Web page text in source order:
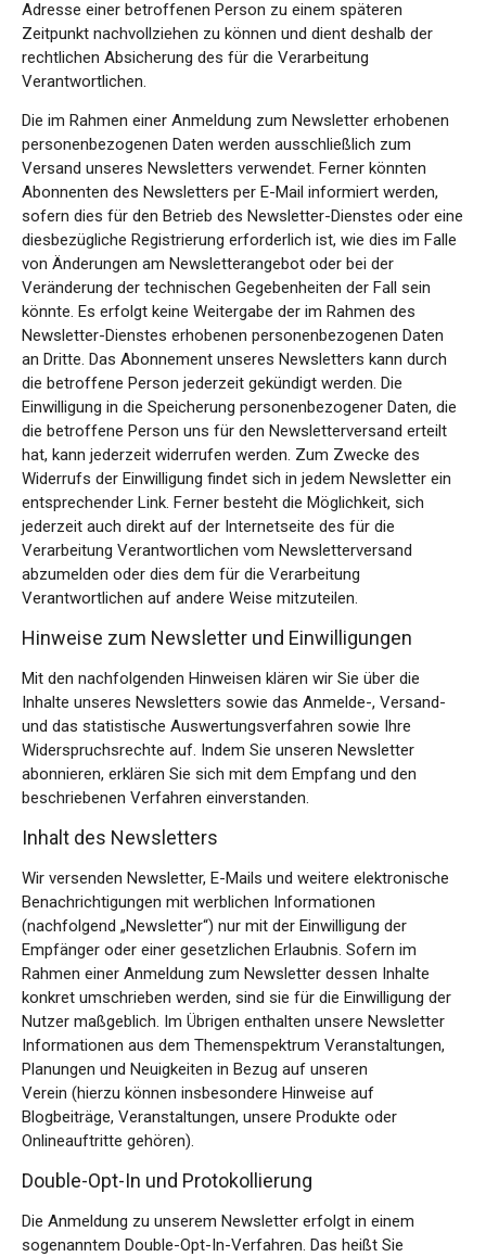
Adresse einer betroffenen Person zu einem späteren
Zeitpunkt nachvollziehen zu können und dient deshalb der
rechtlichen Absicherung des für die Verarbeitung
Verantwortlichen.
Die im Rahmen einer Anmeldung zum Newsletter erhobenen
personenbezogenen Daten werden ausschließlich zum
Versand unseres Newsletters verwendet. Ferner könnten
Abonnenten des Newsletters per E-Mail informiert werden,
sofern dies für den Betrieb des Newsletter-Dienstes oder eine
diesbezügliche Registrierung erforderlich ist, wie dies im Falle
von Änderungen am Newsletterangebot oder bei der
Veränderung der technischen Gegebenheiten der Fall sein
könnte. Es erfolgt keine Weitergabe der im Rahmen des
Newsletter-Dienstes erhobenen personenbezogenen Daten
an Dritte. Das Abonnement unseres Newsletters kann durch
die betroffene Person jederzeit gekündigt werden. Die
Einwilligung in die Speicherung personenbezogener Daten, die
die betroffene Person uns für den Newsletterversand erteilt
hat, kann jederzeit widerrufen werden. Zum Zwecke des
Widerrufs der Einwilligung findet sich in jedem Newsletter ein
entsprechender Link. Ferner besteht die Möglichkeit, sich
jederzeit auch direkt auf der Internetseite des für die
Verarbeitung Verantwortlichen vom Newsletterversand
abzumelden oder dies dem für die Verarbeitung
Verantwortlichen auf andere Weise mitzuteilen.
Hinweise zum Newsletter und Einwilligungen
Mit den nachfolgenden Hinweisen klären wir Sie über die
Inhalte unseres Newsletters sowie das Anmelde-, Versand-
und das statistische Auswertungsverfahren sowie Ihre
Widerspruchsrechte auf. Indem Sie unseren Newsletter
abonnieren, erklären Sie sich mit dem Empfang und den
beschriebenen Verfahren einverstanden.
Inhalt des Newsletters
Wir versenden Newsletter, E-Mails und weitere elektronische
Benachrichtigungen mit werblichen Informationen
(nachfolgend „Newsletter“) nur mit der Einwilligung der
Empfänger oder einer gesetzlichen Erlaubnis. Sofern im
Rahmen einer Anmeldung zum Newsletter dessen Inhalte
konkret umschrieben werden, sind sie für die Einwilligung der
Nutzer maßgeblich. Im Übrigen enthalten unsere Newsletter
Informationen aus dem Themenspektrum Veranstaltungen,
Planungen und Neuigkeiten in Bezug auf unseren
Verein (hierzu können insbesondere Hinweise auf
Blogbeiträge, Veranstaltungen, unsere Produkte oder
Onlineauftritte gehören).
Double-Opt-In und Protokollierung
Die Anmeldung zu unserem Newsletter erfolgt in einem
sogenanntem Double-Opt-In-Verfahren. Das heißt Sie